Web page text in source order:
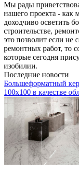
Мы рады
нашего проекта - как
доходчиво осветить
строительстве,
это позволит если не
ремонтных работ, то
которые сегодня
изобилии.
Последние новости
Большеформатный
100х100 в качестве